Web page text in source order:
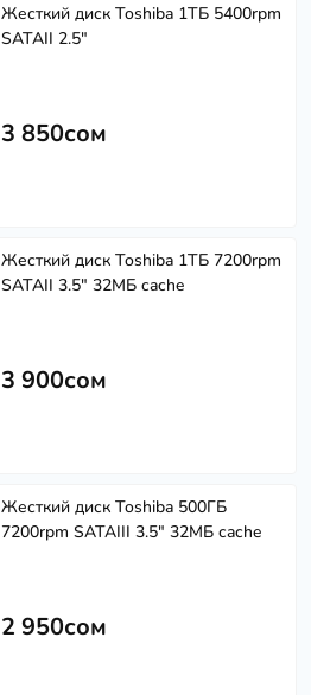
Жесткий диск Toshiba 1ТБ 5400rpm
SATAII 2.5"
3 850сом
Жесткий диск Toshiba 1ТБ 7200rpm
SATAII 3.5" 32МБ cache
3 900сом
Жесткий диск Toshiba 500ГБ
7200rpm SATAIII 3.5" 32МБ cache
2 950сом